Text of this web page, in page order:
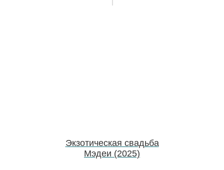
Экзотическая свадьба
Мэдеи (2025)